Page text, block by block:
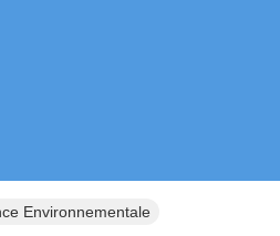
Environnementale